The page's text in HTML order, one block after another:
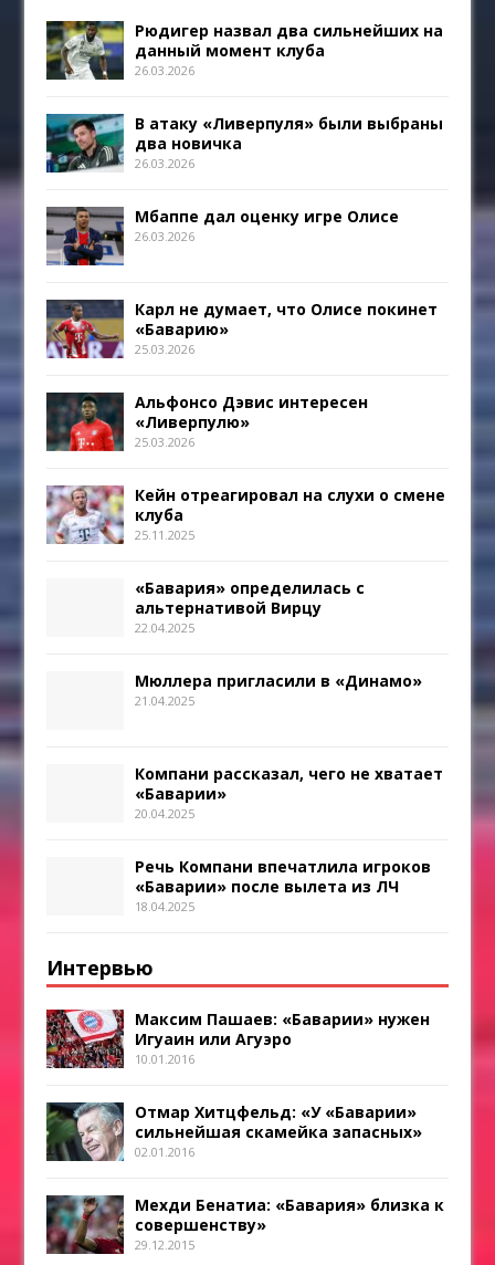
Рюдигер назвал два сильнейших на
данный момент клуба
26.03.2026
В атаку «Ливерпуля» были выбраны
два новичка
26.03.2026
Мбаппе дал оценку игре Олисе
26.03.2026
Карл не думает, что Олисе покинет
«Баварию»
25.03.2026
Альфонсо Дэвис интересен
«Ливерпулю»
25.03.2026
Кейн отреагировал на слухи о смене
клуба
25.11.2025
«Бавария» определилась с
альтернативой Вирцу
22.04.2025
Мюллера пригласили в «Динамо»
21.04.2025
Компани рассказал, чего не хватает
«Баварии»
20.04.2025
Речь Компани впечатлила игроков
«Баварии» после вылета из ЛЧ
18.04.2025
Интервью
Максим Пашаев: «Баварии» нужен
Игуаин или Агуэро
10.01.2016
Отмар Хитцфельд: «У «Баварии»
сильнейшая скамейка запасных»
02.01.2016
Мехди Бенатиа: «Бавария» близка к
совершенству»
29.12.2015